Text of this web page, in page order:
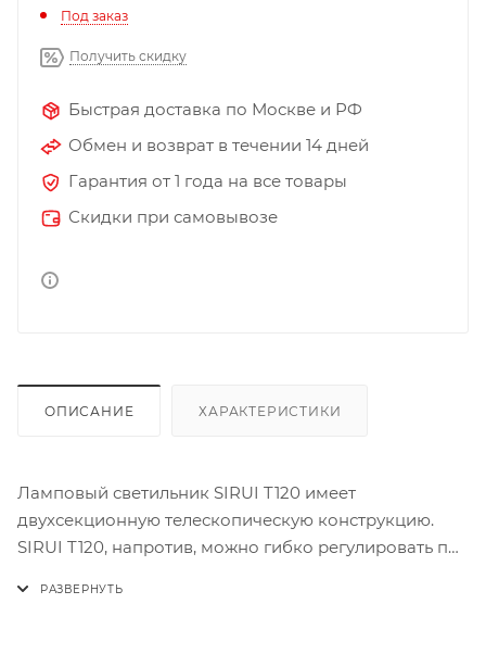
Под заказ
Получить скидку
Быстрая доставка по Москве и РФ
Обмен и возврат в течении 14 дней
Гарантия от 1 года на все товары
Скидки при самовывозе
ОПИСАНИЕ ХАРАКТЕРИСТИКИ
Ламповый светильник SIRUI T120 имеет
двухсекционную телескопическую конструкцию.
SIRUI T120, напротив, можно гибко регулировать по